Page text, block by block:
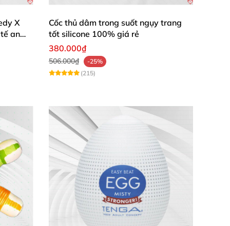
mang đến cho người sử dụng cảm giác như
dâm đãng khao khát anh chàng kích
được cảm giác hưng phấn khi sử dụng món
thơm
. Dùng khăn sạch lau khô khi
X
an
Cốc thủ dâm trong suốt ngụy trang
tốt silicone 100% giá rẻ
380.000₫
506.000₫
-25%
(215)